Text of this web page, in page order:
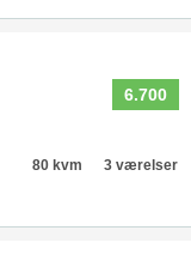
6.700
80 kvm
3 værelser